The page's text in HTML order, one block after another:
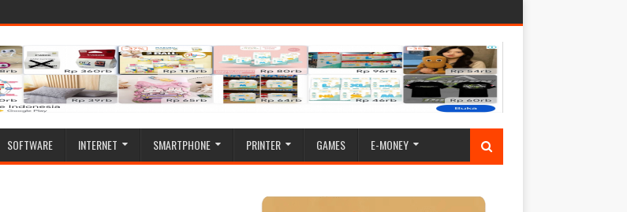
SOFTWARE INTERNET SMARTPHONE PRINTER GAMES E-MONEY